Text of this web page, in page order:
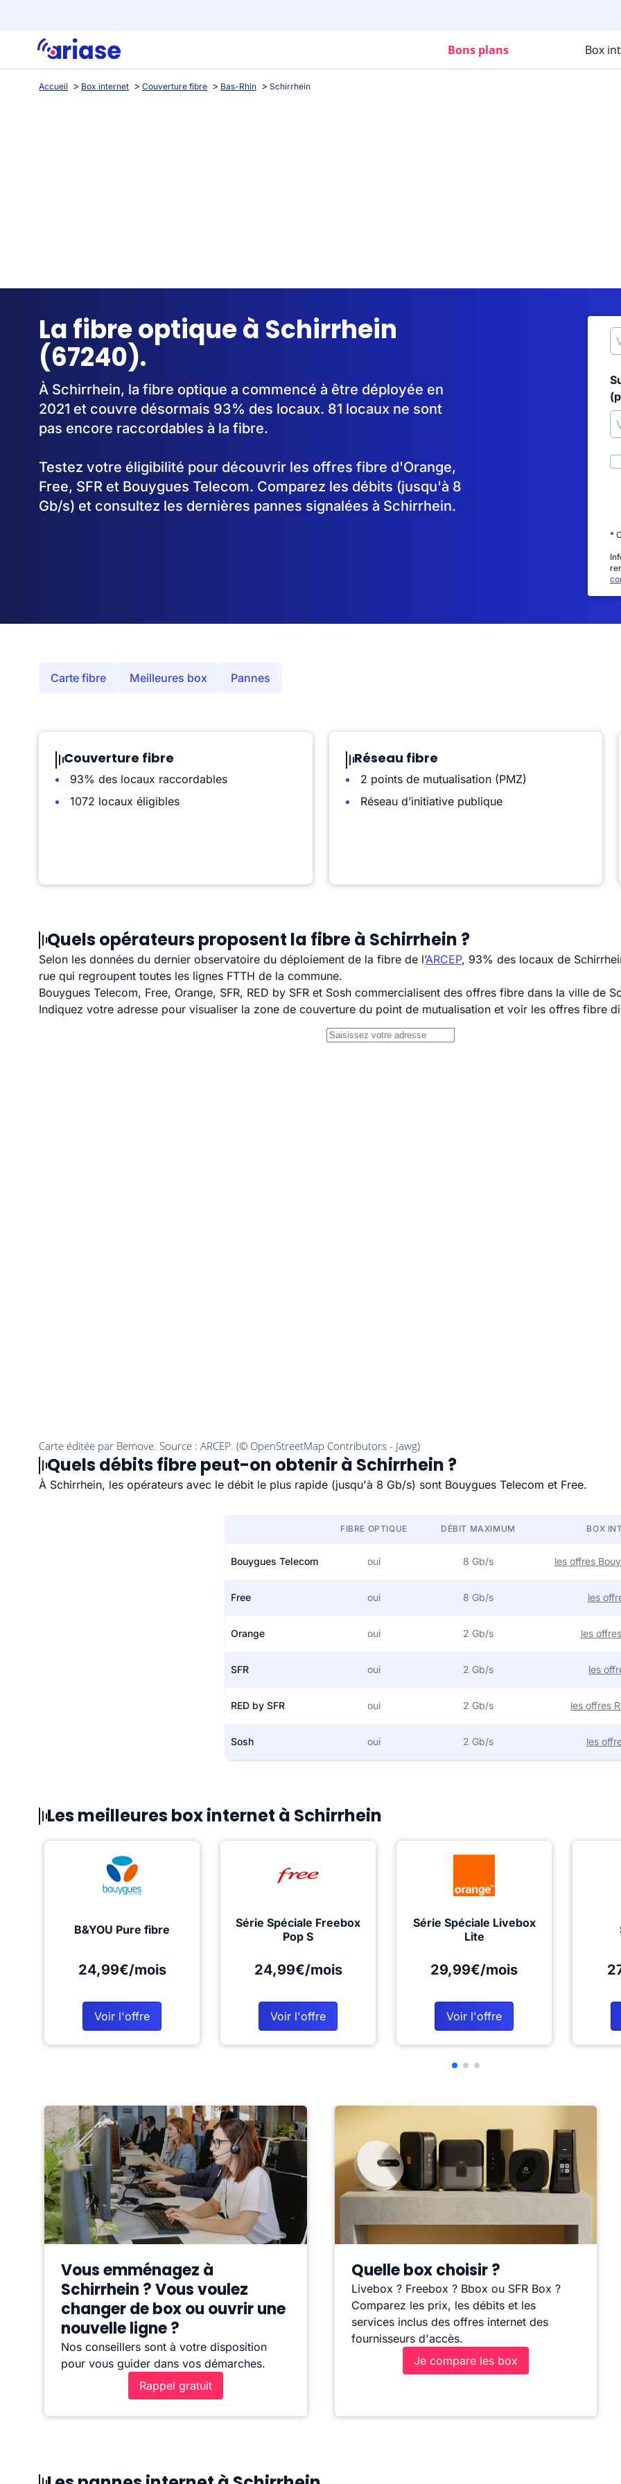
Bons plans Box
Accueil Box internet Couverture fibre Bas-Rhin Schirrhein
La fibre optique à Schirrhein
(67240).
À Schirrhein, la fibre optique a commencé à être déployée en
2021 et couvre désormais 93% des locaux. 81 locaux ne sont
pas encore raccordables à la fibre.
Testez votre éligibilité pour découvrir les offres fibre d'Orange,
Free, SFR et Bouygues Telecom. Comparez les débits (jusqu'à 8
Gb/s) et consultez les dernières pannes signalées à Schirrhein.
*
Carte fibre Meilleures box Pannes
Couverture fibre
93% des locaux raccordables
1072 locaux éligibles
Réseau fibre
2 points de mutualisation (PMZ)
Réseau d’initiative publique
Quels opérateurs proposent la fibre à Schirrhein ?
Selon les données du dernier observatoire du déploiement de la fibre de l’ARCEP, 93% des locaux de
rue qui regroupent toutes les lignes FTTH de la commune.
Bouygues Telecom, Free, Orange, SFR, RED by SFR et Sosh commercialisent des offres fibre dans la ville de
Indiquez votre adresse pour visualiser la zone de couverture du point de mutualisation et voir les offres fibre
Quels débits fibre peut-on obtenir à Schirrhein ?
À Schirrhein, les opérateurs avec le débit le plus rapide (jusqu'à 8 Gb/s) sont Bouygues Telecom et Free.
FIBRE OPTIQUE DÉBIT MAXIMUM BOX
Bouygues Telecom oui 8 Gb/s les offres
Free oui 8 Gb/s les
Orange oui 2 Gb/s les
SFR oui 2 Gb/s les
RED by SFR oui 2 Gb/s les offres
Sosh oui 2 Gb/s les
Les meilleures box internet à Schirrhein
B&YOU Pure fibre
24,99€/mois
Voir l'offre
Série Spéciale Freebox
Pop S
24,99€/mois
Voir l'offre
Série Spéciale Livebox
Lite
29,99€/mois
Voir l'offre
Vous emménagez à
Schirrhein ? Vous voulez
changer de box ou ouvrir une
nouvelle ligne ?
Nos conseillers sont à votre disposition
pour vous guider dans vos démarches.
Rappel gratuit
Quelle box choisir ?
Livebox ? Freebox ? Bbox ou SFR Box ?
Comparez les prix, les débits et les
services inclus des offres internet des
fournisseurs d'accès.
Je compare les box